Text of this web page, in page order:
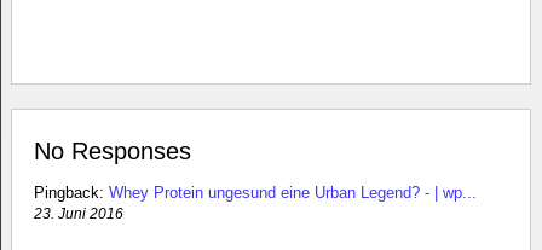
No Responses
Pingback: Whey Protein ungesund eine Urban Legend? - | wp...
23. Juni 2016